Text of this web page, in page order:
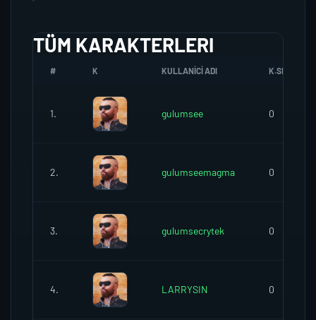
TÜM KARAKTERLERI
# K KULLANICI ADI K.SEREFI
1. gulumsee 0
2. gulumseemagma 0
3. gulumsecrytek 0
4. LARRYSIN 0